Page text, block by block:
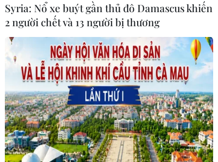
Hoạt động sản xuất tại một doanh nghiệp FDI. (Ảnh: Tuấn
Anh/TTXVN)
Chưa hết, sức ép từ tỷ giá và lạm phát là một
yếu tố mà 46,7% doanh nghiệp lo ngại có thể là
thách thức làm tình trạng tài chính bản thân trở
nên căng thẳng. Tỷ giá USD/VND đã nhích tăng
từ đầu năm, tăng vọt vào thời điểm tháng Tư và
duy trì mức cao trong những tháng gần đây.
Syria: Nổ xe buýt gần thủ đô Damascus khiến
2 người chết và 13 người bị thương